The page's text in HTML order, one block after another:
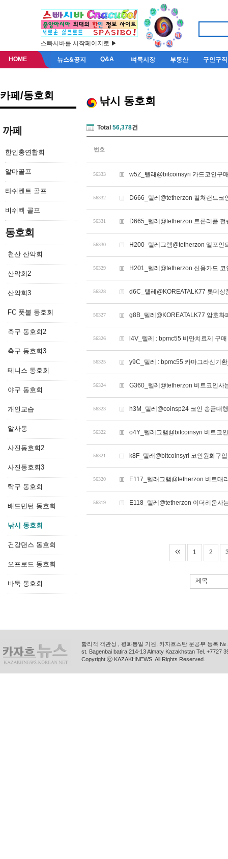
스빠시바를 시작페이지로 ▶
HOME 뉴스&공지 Q&A 벼룩시장 부동산 구인구직
카페/동호회
까페
한인총연합회
알마골프
타쉬켄트 골프
비쉬켁 골프
동호회
천산 산악회
산악회2
산악회3
FC 풋볼 동호회
축구 동호회2
축구 동호회3
테니스 동호회
야구 동호회
개인교습
알사동
사진동호회2
사진동호회3
탁구 동호회
배드민턴 동호회
낚시 동호회
건강댄스 동호회
오프로드 동호회
바둑 동호회
낚시 동호회
Total 56,378건
번호
56333 w5Z_텔래@bitcoinsyri 카드코인구
56332 D666_텔레@tetherzon 컬쳐랜드코
56331 D665_텔레@tetherzon 트론리플
56330 H200_텔레그램@tetherzon 엘포인
56329 H201_텔레@tetherzon 신용카드 코
56328 d6C_텔레@KOREATALK77 롯데
56327 g8B_텔레@KOREATALK77 암호
56326 l4V_텔레 : bpmc55 비만치료제 구
56325 y9C_텔레 : bpmc55 카마그라신기
56324 G360_텔레@tetherzon 비트코인사
56323 h3M_텔레@coinsp24 코인 송금대
56322 o4Y_텔레그램@bitcoinsyri 비트코
56321 k8F_텔래@bitcoinsyri 코인원화구
56320 E117_텔래그램@tetherzon 비트대
56319 E118_텔레@tetherzon 이더리움사
1 2
제목
합리적 객관성 , 평화통일 기원, 카자흐스탄 문공부 등록
st. Bagenbai batira 214-13 Almaty Kazakhstan Tel. +7727
Copyright ⓒ KAZAKHNEWS. All Rights Reserved.